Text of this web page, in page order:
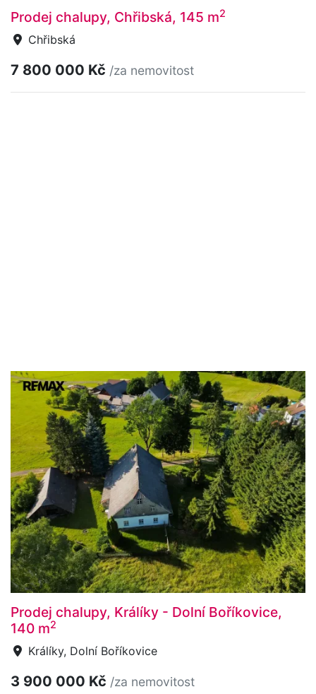
Prodej chalupy, Chřibská, 145 m2
Chřibská
7 800 000 Kč /za nemovitost
Prodej chalupy, Králíky - Dolní Boříkovice,
140 m2
Králíky, Dolní Boříkovice
3 900 000 Kč /za nemovitost